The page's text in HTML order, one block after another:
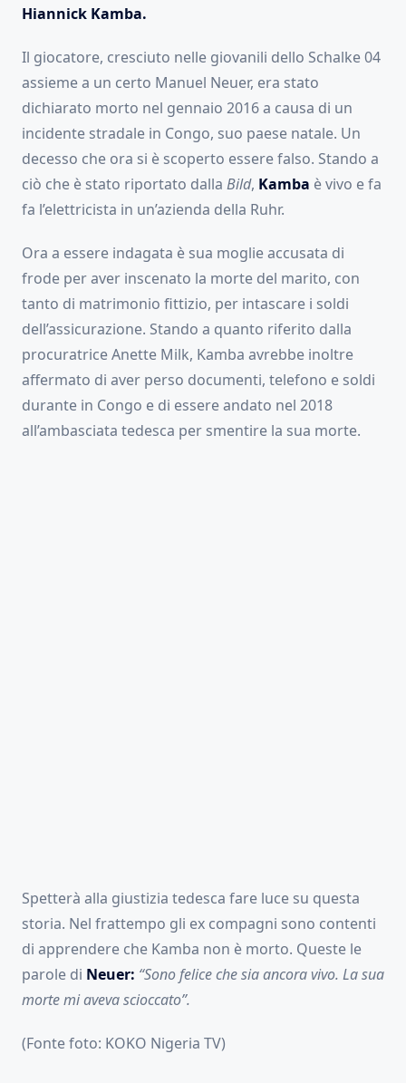
Hiannick Kamba.
Il giocatore, cresciuto nelle giovanili dello Schalke 04
assieme a un certo Manuel Neuer, era stato
dichiarato morto nel gennaio 2016 a causa di un
incidente stradale in Congo, suo paese natale. Un
decesso che ora si è scoperto essere falso. Stando a
ciò che è stato riportato dalla Bild, Kamba è vivo e fa
fa l’elettricista in un’azienda della Ruhr.
Ora a essere indagata è sua moglie accusata di
frode per aver inscenato la morte del marito, con
tanto di matrimonio fittizio, per intascare i soldi
dell’assicurazione. Stando a quanto riferito dalla
procuratrice Anette Milk, Kamba avrebbe inoltre
affermato di aver perso documenti, telefono e soldi
durante in Congo e di essere andato nel 2018
all’ambasciata tedesca per smentire la sua morte.
Spetterà alla giustizia tedesca fare luce su questa
storia. Nel frattempo gli ex compagni sono contenti
di apprendere che Kamba non è morto. Queste le
parole di Neuer: “Sono felice che sia ancora vivo. La sua
morte mi aveva scioccato”.
(Fonte foto: KOKO Nigeria TV)